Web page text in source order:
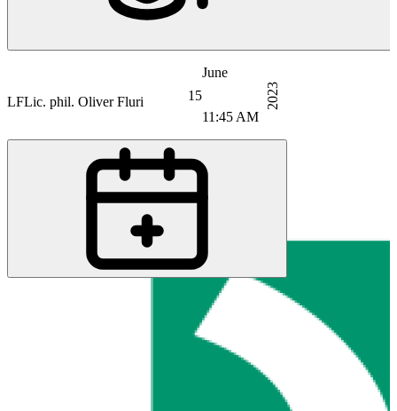
15
June
11:45 AM
2023
LFLic. phil. Oliver Fluri
BN Bartlomiej Niznik